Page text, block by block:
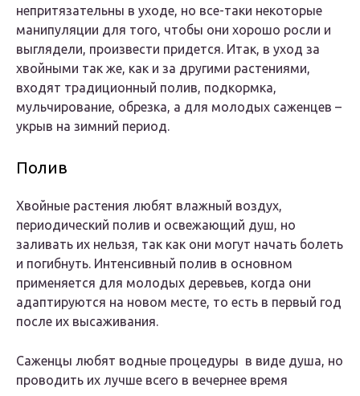
непритязательны в уходе, но все-таки некоторые
манипуляции для того, чтобы они хорошо росли и
выглядели, произвести придется. Итак, в уход за
хвойными так же, как и за другими растениями,
входят традиционный полив, подкормка,
мульчирование, обрезка, а для молодых саженцев –
укрыв на зимний период.
Полив
Хвойные растения любят влажный воздух,
периодический полив и освежающий душ, но
заливать их нельзя, так как они могут начать болеть
и погибнуть. Интенсивный полив в основном
применяется для молодых деревьев, когда они
адаптируются на новом месте, то есть в первый год
после их высаживания.
Саженцы любят водные процедуры в виде душа, но
проводить их лучше всего в вечернее время